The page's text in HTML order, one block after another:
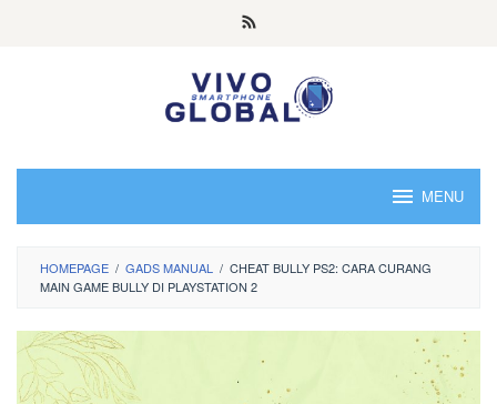
MENU
HOMEPAGE / GADS MANUAL / CHEAT BULLY PS2: CARA CURANG
MAIN GAME BULLY DI PLAYSTATION 2